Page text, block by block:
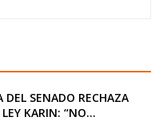
DEL SENADO RECHAZA
LEY KARIN: “NO...